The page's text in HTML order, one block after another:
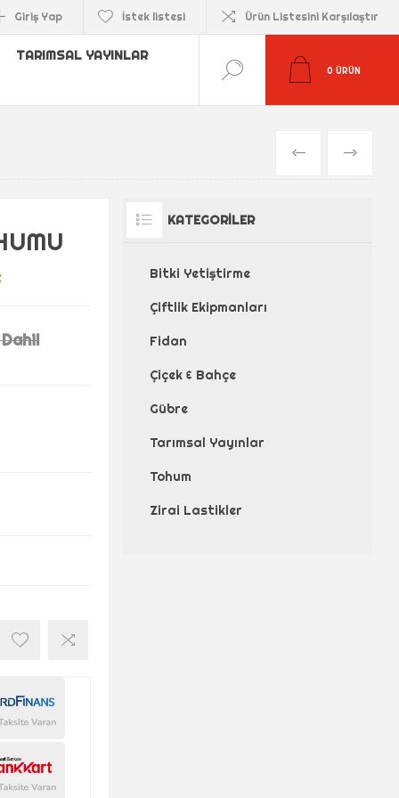
Giriş Yap İstek listesi Ürün Listesini Karşılaştır
TARIMSAL YAYINLAR
0 ÜRÜN
ÖNCEKISONRAKI
KATEGORILER
Bitki Yetiştirme
Çiftlik Ekipmanları
Fidan
Çiçek & Bahçe
Gübre
Tarımsal Yayınlar
Tohum
Zirai Lastikler